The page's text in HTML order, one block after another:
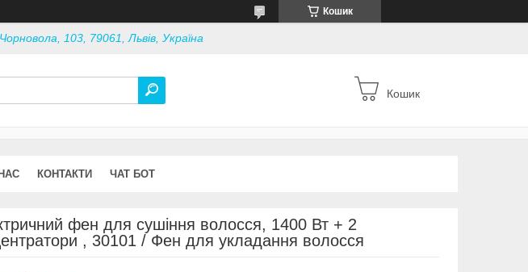
Кошик
103, 79061, Львів, Україна
Кошик
КОНТАКТИ ЧАТ БОТ
фен для сушіння волосся, 1400 Вт + 2
, 30101 / Фен для укладання волосся